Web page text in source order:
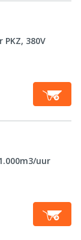
380V
uur